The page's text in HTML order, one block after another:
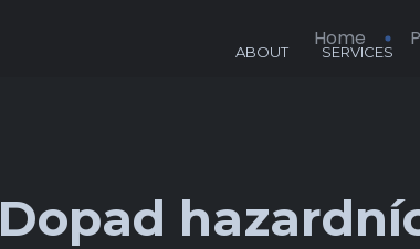
ABOUT SERVICES
Home
Dopad